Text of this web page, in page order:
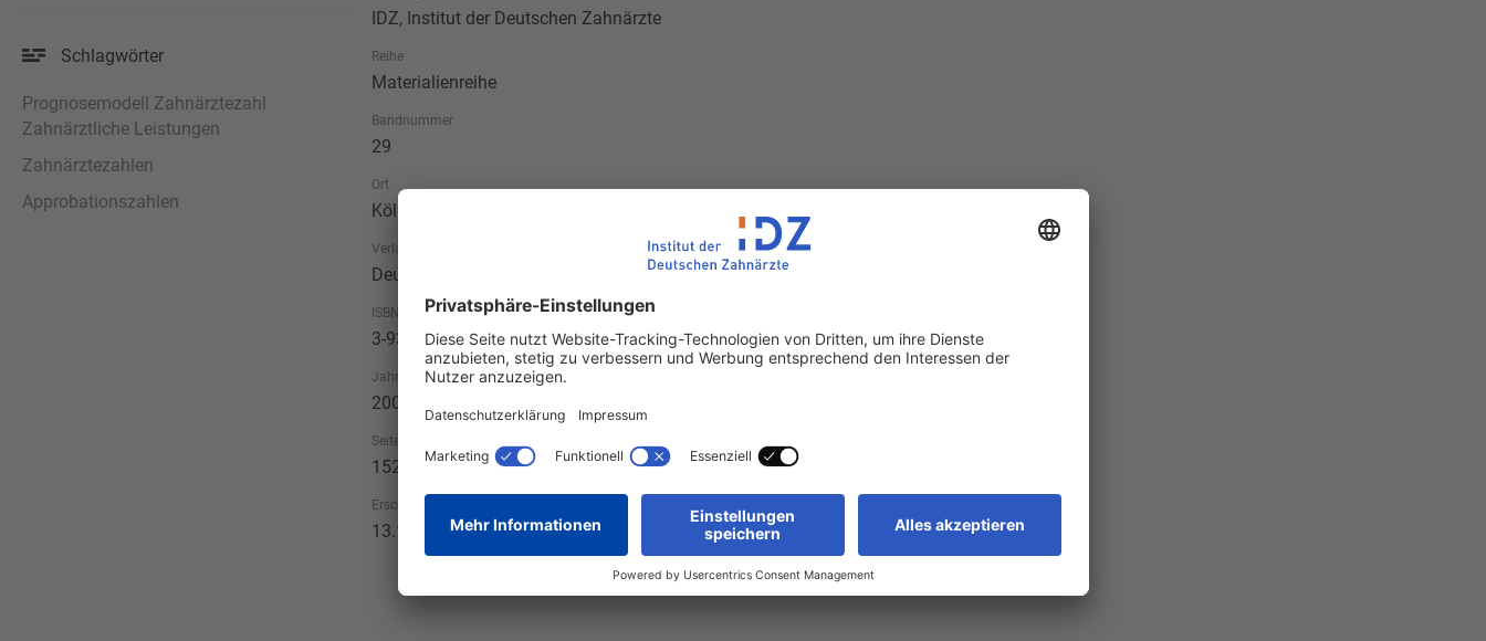
Schlagwörter
Prognosemodell Zahnärztezahl
Zahnärztliche Leistungen
Zahnärztezahlen
Approbationszahlen
IDZ, Institut der Deutschen Zahnärzte
Reihe
Materialienreihe
Bandnummer
29
Ort
Köln
Verlag
Deutscher Zahnärzte Verlag DÄV
ISBN
3-934280-64-1
Jahr
2004
Seitenzahl
152
Erscheinungsdatum
13.12.2004